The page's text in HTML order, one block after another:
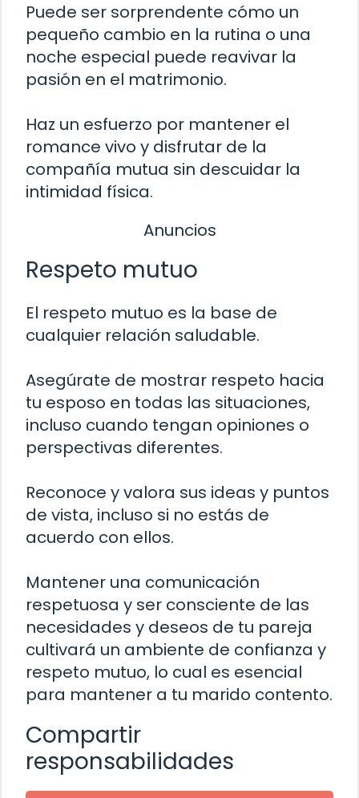
Puede ser sorprendente cómo un
pequeño cambio en la rutina o una
noche especial puede reavivar la
pasión en el matrimonio.
Haz un esfuerzo por mantener el
romance vivo y disfrutar de la
compañía mutua sin descuidar la
intimidad física.
Anuncios
Respeto mutuo
El respeto mutuo es la base de
cualquier relación saludable.
Asegúrate de mostrar respeto hacia
tu esposo en todas las situaciones,
incluso cuando tengan opiniones o
perspectivas diferentes.
Reconoce y valora sus ideas y puntos
de vista, incluso si no estás de
acuerdo con ellos.
Mantener una comunicación
respetuosa y ser consciente de las
necesidades y deseos de tu pareja
cultivará un ambiente de confianza y
respeto mutuo, lo cual es esencial
para mantener a tu marido contento.
Compartir
responsabilidades